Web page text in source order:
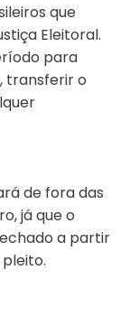
que
Eleitoral.
para
transferir o
de fora das
já que o
a partir